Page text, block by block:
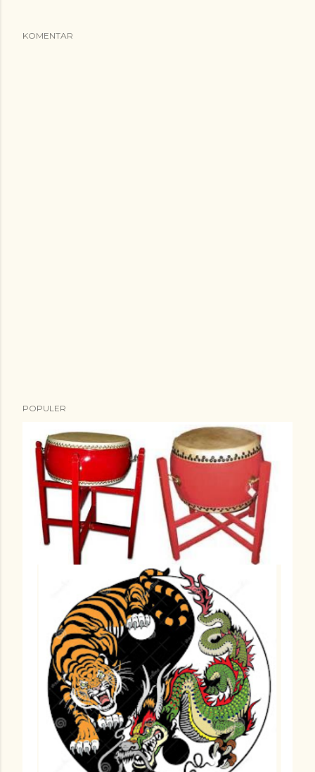
KOMENTAR
POPULER